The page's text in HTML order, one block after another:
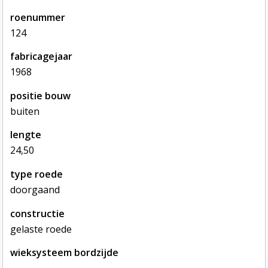
roenummer
124
fabricagejaar
1968
positie bouw
buiten
lengte
24,50
type roede
doorgaand
constructie
gelaste roede
wieksysteem bordzijde